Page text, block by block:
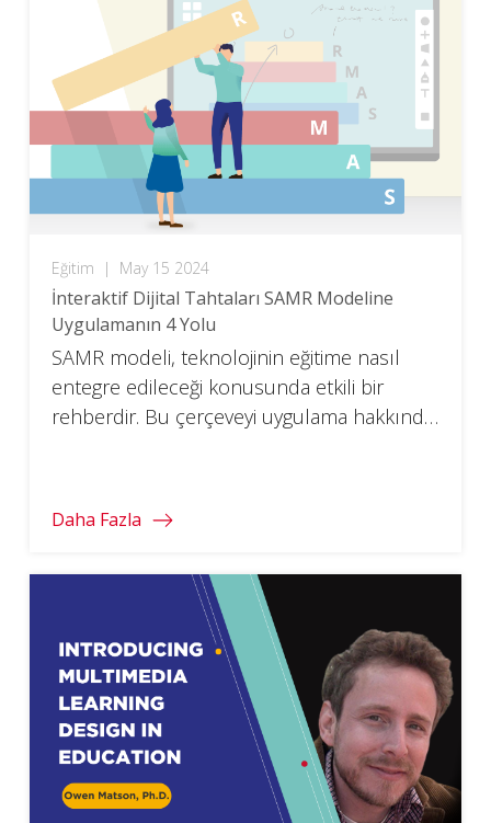
Eğitim | May 15 2024
İnteraktif Dijital Tahtaları SAMR Modeline
Uygulamanın 4 Yolu
SAMR modeli, teknolojinin eğitime nasıl
entegre edileceği konusunda etkili bir
rehberdir. Bu çerçeveyi uygulama hakkında
Daha Fazla